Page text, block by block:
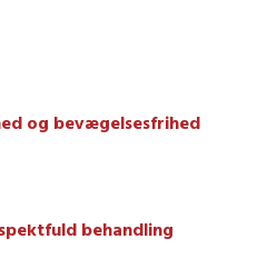
og bevægelsesfrihed
behandling